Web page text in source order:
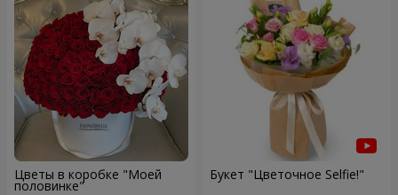
Цветы в коробке "Моей
половинке"
Букет "Цветочное Selfie!"